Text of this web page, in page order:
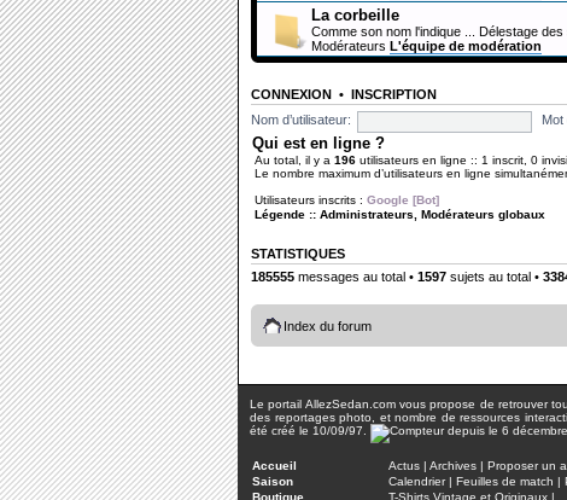
La corbeille
Comme son nom l'indique ... Délestage des
Modérateurs L'équipe de modération
CONNEXION • INSCRIPTION
Nom d’utilisateur:
Mot
Qui est en ligne ?
Au total, il y a 196 utilisateurs en ligne :: 1 inscrit, 0
Le nombre maximum d’utilisateurs en ligne
Utilisateurs inscrits : Google [Bot]
Légende :: Administrateurs Modérateurs globaux
STATISTIQUES
185555 messages au total • 1597 sujets au total •
Index du forum
Le portail AllezSedan.com vous propose de retrouver
des reportages photo, et nombre de ressources
été créé le 10/09/97.
Accueil Actus | Archives | Proposer un
Saison
Calendrier| Feuilles de match |
Boutique
T-Shirts Vintage et Originaux |